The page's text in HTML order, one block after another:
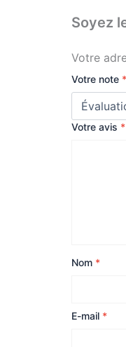
Soyez
Votre
Votre note *
Votre avis *
Nom *
E-mail *